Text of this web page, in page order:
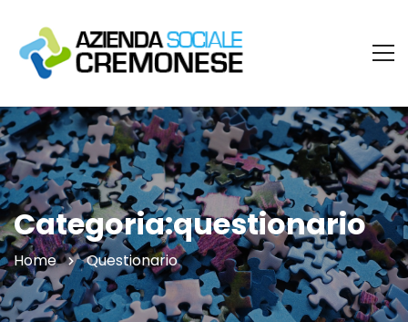
Categoria:questionario
Home Questionario